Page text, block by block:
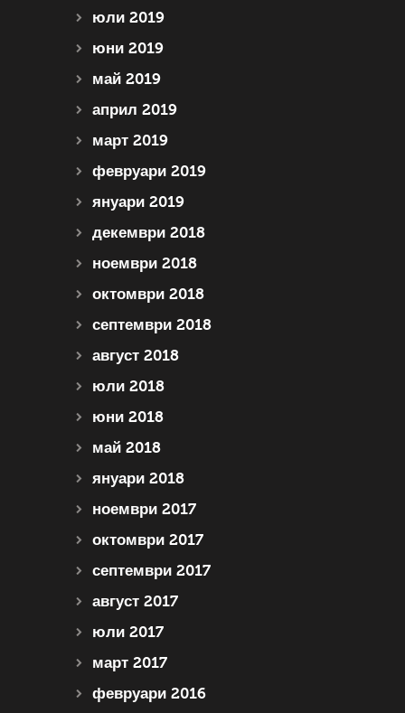
юли 2019
юни 2019
май 2019
април 2019
март 2019
февруари 2019
януари 2019
декември 2018
ноември 2018
октомври 2018
септември 2018
август 2018
юли 2018
юни 2018
май 2018
януари 2018
ноември 2017
октомври 2017
септември 2017
август 2017
юли 2017
март 2017
февруари 2016